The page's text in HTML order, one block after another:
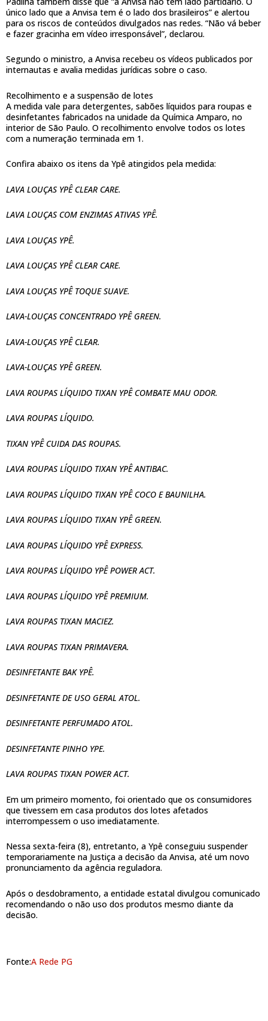
único lado que a Anvisa tem é o lado dos brasileiros” e alertou
para os riscos de conteúdos divulgados nas redes. “Não vá beber
e fazer gracinha em vídeo irresponsável”, declarou.
Segundo o ministro, a Anvisa recebeu os vídeos publicados por
internautas e avalia medidas jurídicas sobre o caso.
Recolhimento e a suspensão de lotes
A medida vale para detergentes, sabões líquidos para roupas e
desinfetantes fabricados na unidade da Química Amparo, no
interior de São Paulo. O recolhimento envolve todos os lotes
com a numeração terminada em 1.
Confira abaixo os itens da Ypê atingidos pela medida:
LAVA LOUÇAS YPÊ CLEAR CARE.
LAVA LOUÇAS COM ENZIMAS ATIVAS YPÊ.
LAVA LOUÇAS YPÊ.
LAVA LOUÇAS YPÊ CLEAR CARE.
LAVA LOUÇAS YPÊ TOQUE SUAVE.
LAVA-LOUÇAS CONCENTRADO YPÊ GREEN.
LAVA-LOUÇAS YPÊ CLEAR.
LAVA-LOUÇAS YPÊ GREEN.
LAVA ROUPAS LÍQUIDO TIXAN YPÊ COMBATE MAU ODOR.
LAVA ROUPAS LÍQUIDO.
TIXAN YPÊ CUIDA DAS ROUPAS.
LAVA ROUPAS LÍQUIDO TIXAN YPÊ ANTIBAC.
LAVA ROUPAS LÍQUIDO TIXAN YPÊ COCO E BAUNILHA.
LAVA ROUPAS LÍQUIDO TIXAN YPÊ GREEN.
LAVA ROUPAS LÍQUIDO YPÊ EXPRESS.
LAVA ROUPAS LÍQUIDO YPÊ POWER ACT.
LAVA ROUPAS LÍQUIDO YPÊ PREMIUM.
LAVA ROUPAS TIXAN MACIEZ.
LAVA ROUPAS TIXAN PRIMAVERA.
DESINFETANTE BAK YPÊ.
DESINFETANTE DE USO GERAL ATOL.
DESINFETANTE PERFUMADO ATOL.
DESINFETANTE PINHO YPE.
LAVA ROUPAS TIXAN POWER ACT.
Em um primeiro momento, foi orientado que os consumidores
que tivessem em casa produtos dos lotes afetados
interrompessem o uso imediatamente.
Nessa sexta-feira (8), entretanto, a Ypê conseguiu suspender
temporariamente na Justiça a decisão da Anvisa, até um novo
pronunciamento da agência reguladora.
Após o desdobramento, a entidade estatal divulgou comunicado
recomendando o não uso dos produtos mesmo diante da
decisão.
Fonte:A Rede PG